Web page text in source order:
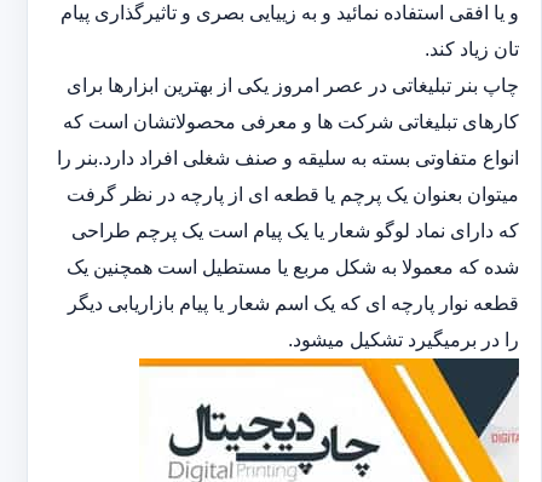
و یا افقی استفاده نمائید و به زییایی بصری و تاثیرگذاری پیام
تان زیاد کند.
چاپ بنر تبلیغاتی در عصر امروز یکی از بهترین ابزارها برای
کارهای تبلیغاتی شرکت ها و معرفی محصولاتشان است که
انواع متفاوتی بسته به سلیقه و صنف شغلی افراد دارد.بنر را
میتوان بعنوان یک پرچم یا قطعه ای از پارچه در نظر گرفت
که دارای نماد لوگو شعار یا یک پیام است یک پرچم طراحی
شده که معمولا به شکل مربع یا مستطیل است همچنین یک
قطعه نوار پارچه ای که یک اسم شعار یا پیام بازاریابی دیگر
را در برمیگیرد تشکیل میشود.